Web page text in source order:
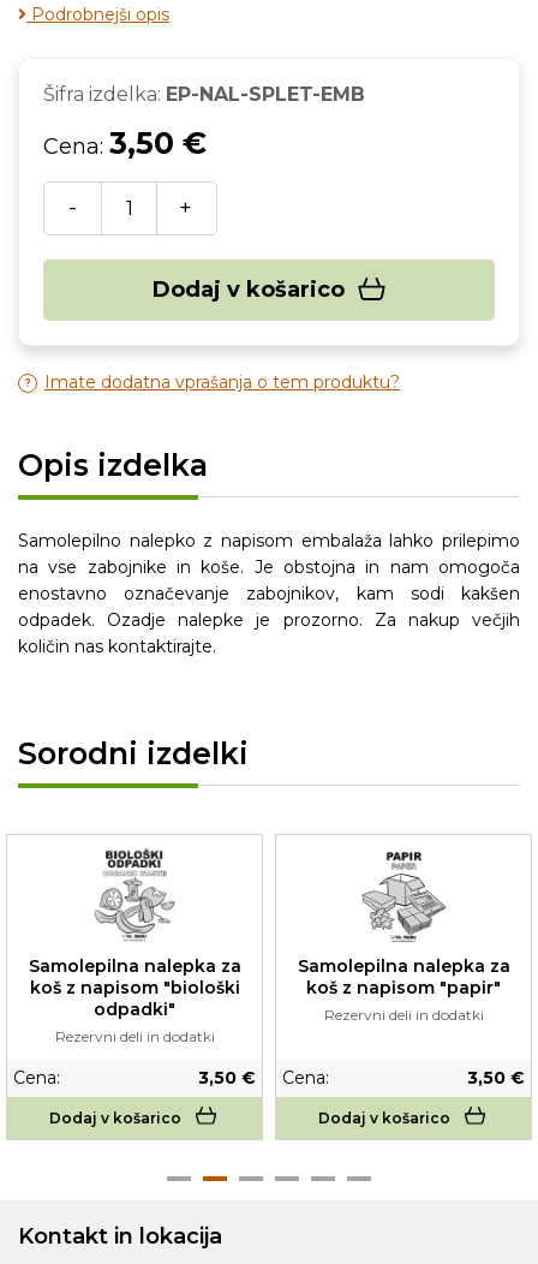
Podrobnejši opis
Šifra izdelka: EP-NAL-SPLET-EMB
Cena: 3,50 €
- +
Dodaj v košarico
Imate dodatna vprašanja o tem produktu?
Opis izdelka
Samolepilno nalepko z napisom embalaža lahko prilepimo
na vse zabojnike in koše. Je obstojna in nam omogoča
enostavno označevanje zabojnikov, kam sodi kakšen
odpadek. Ozadje nalepke je prozorno. Za nakup večjih
količin nas kontaktirajte.
Sorodni izdelki
Samolepilna nalepka za
koš z napisom "biološki
odpadki"
Rezervni deli in dodatki
Cena: 3,50 €
Dodaj v košarico
Samolepilna nalepka za
koš z napisom "papir"
Rezervni deli in dodatki
Cena: 3,50 €
Dodaj v košarico
Kontakt in lokacija